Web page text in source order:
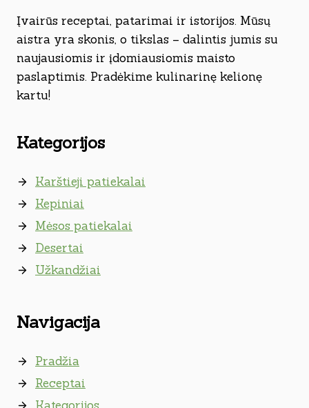
Įvairūs receptai, patarimai ir istorijos. Mūsų
aistra yra skonis, o tikslas – dalintis jumis su
naujausiomis ir įdomiausiomis maisto
paslaptimis. Pradėkime kulinarinę kelionę
kartu!
Kategorijos
Karštieji patiekalai
Kepiniai
Mėsos patiekalai
Desertai
Užkandžiai
Navigacija
Pradžia
Receptai